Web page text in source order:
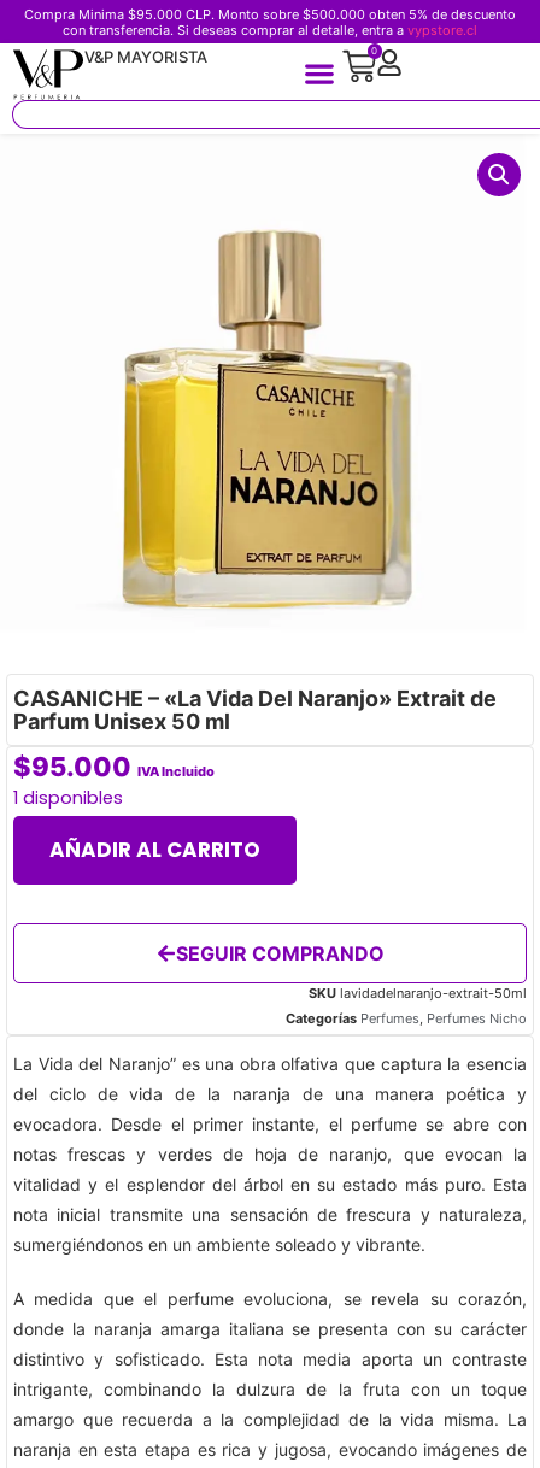
Compra Minima $95.000 CLP. Monto sobre $500.000 obten 5% de descuento
con transferencia. Si deseas comprar al detalle, entra a vypstore.cl
V&P MAYORISTA 0
CASANICHE – «La Vida Del Naranjo» Extrait de
Parfum Unisex 50 ml
$95.000 IVA Incluido
1 disponibles
AÑADIR AL CARRITO
SEGUIR COMPRANDO
SKU lavidadelnaranjo-extrait-50ml
Categorías Perfumes, Perfumes Nicho
La Vida del Naranjo” es una obra olfativa que captura la esencia
del ciclo de vida de la naranja de una manera poética y
evocadora. Desde el primer instante, el perfume se abre con
notas frescas y verdes de hoja de naranjo, que evocan la
vitalidad y el esplendor del árbol en su estado más puro. Esta
nota inicial transmite una sensación de frescura y naturaleza,
sumergiéndonos en un ambiente soleado y vibrante.
A medida que el perfume evoluciona, se revela su corazón,
donde la naranja amarga italiana se presenta con su carácter
distintivo y sofisticado. Esta nota media aporta un contraste
intrigante, combinando la dulzura de la fruta con un toque
amargo que recuerda a la complejidad de la vida misma. La
naranja en esta etapa es rica y jugosa, evocando imágenes de